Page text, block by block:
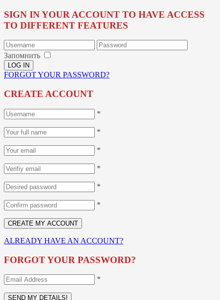
SIGN IN YOUR ACCOUNT TO HAVE ACCESS
TO DIFFERENT FEATURES
Запомнить
FORGOT YOUR PASSWORD?
CREATE ACCOUNT
*
*
*
*
*
*
ALREADY HAVE AN ACCOUNT?
FORGOT YOUR PASSWORD?
*